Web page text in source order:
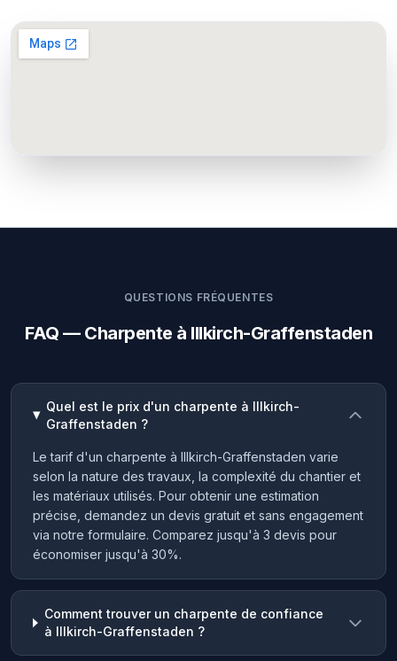
QUESTIONS FRÉQUENTES
FAQ — Charpente à Illkirch-Graffenstaden
Quel est le prix d'un charpente à Illkirch-
Graffenstaden ?
Le tarif d'un charpente à Illkirch-Graffenstaden varie
selon la nature des travaux, la complexité du chantier et
les matériaux utilisés. Pour obtenir une estimation
précise, demandez un devis gratuit et sans engagement
via notre formulaire. Comparez jusqu'à 3 devis pour
économiser jusqu'à 30%.
Comment trouver un charpente de confiance
à Illkirch-Graffenstaden ?